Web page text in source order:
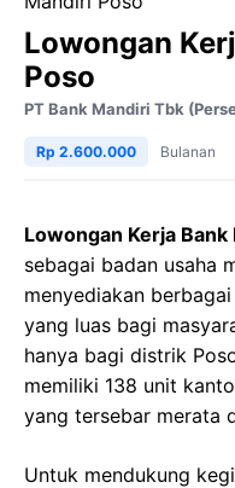
Lowongan
Poso
PT Bank Mandiri Tbk
Rp 2.600.000 Bulanan
Lowongan Kerja
sebagai badan usaha
menyediakan
yang luas bagi
hanya bagi distrik
memiliki 138 unit
yang tersebar merata
Untuk mendukung